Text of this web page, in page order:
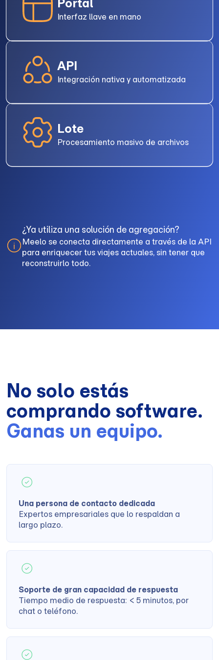
Interfaz llave en mano
API
Integración nativa y automatizada
Lote
Procesamiento masivo de archivos
¿Ya utiliza una solución de agregación?
Meelo se conecta directamente a través de la API
para enriquecer tus viajes actuales, sin tener que
reconstruirlo todo.
No solo estás
comprando software.
Ganas un equipo.
Una persona de contacto dedicada
Expertos empresariales que lo respaldan a
largo plazo.
Soporte de gran capacidad de respuesta
Tiempo medio de respuesta: < 5 minutos, por
chat o teléfono.